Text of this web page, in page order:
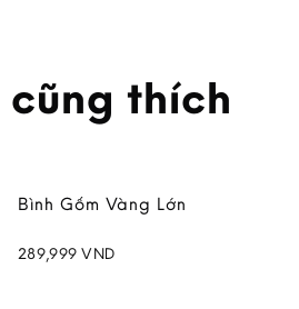
thích
Bình Gốm Vàng Lớn
289,999VND